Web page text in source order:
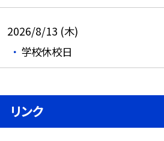
2026/8/13 (木)
学校休校日
リンク